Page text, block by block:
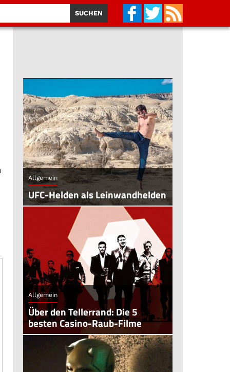
Allgemein
UFC-Helden als Leinwandhelden
Allgemein
Über den Tellerrand: Die 5
besten Casino-Raub-Filme